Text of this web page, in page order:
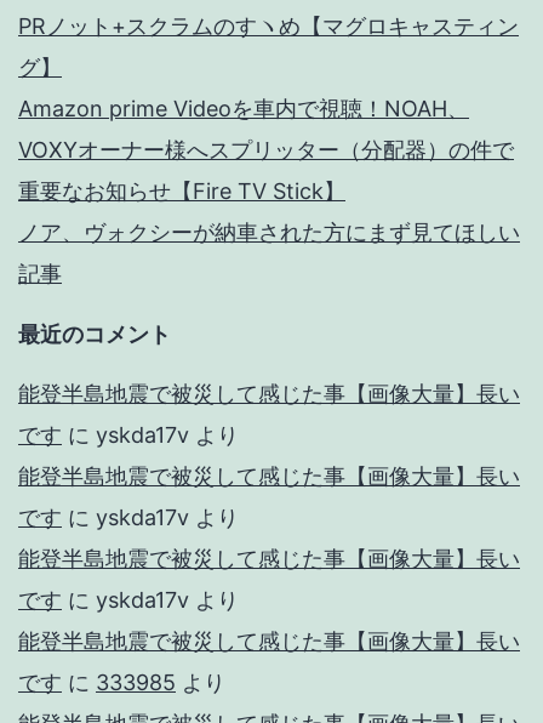
PRノット+スクラムのすヽめ【マグロキャスティン
グ】
Amazon prime Videoを車内で視聴！NOAH、
VOXYオーナー様へスプリッター（分配器）の件で
重要なお知らせ【Fire TV Stick】
ノア、ヴォクシーが納車された方にまず見てほしい
記事
最近のコメント
能登半島地震で被災して感じた事【画像大量】長い
です に yskda17v より
能登半島地震で被災して感じた事【画像大量】長い
です に yskda17v より
能登半島地震で被災して感じた事【画像大量】長い
です に yskda17v より
能登半島地震で被災して感じた事【画像大量】長い
です に 333985 より